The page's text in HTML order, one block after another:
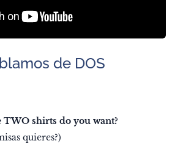
de DOS
TWO shirts do you want?
quieres?)